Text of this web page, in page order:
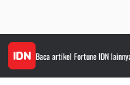
Baca artikel Fortune IDN